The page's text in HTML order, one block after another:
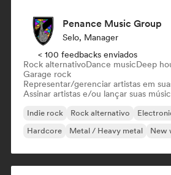
Penance Music Group
Selo, Manager
< 100 feedbacks enviados
Rock alternativoDance musicDeep
Garage rock
Representar/gerenciar artistas em
Assinar artistas e/ou lançar suas
Indie rock Rock alternativo
Hardcore
Metal / Heavy metal New